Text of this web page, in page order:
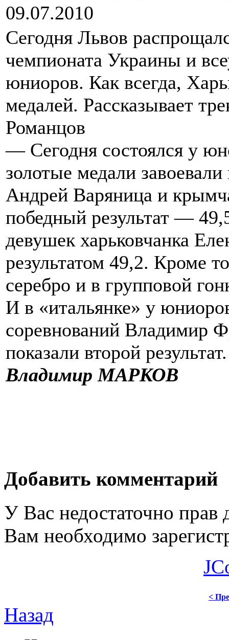
09.07.2010
Сегодня Львов
чемпионата Украины и
юниоров. Как всегда,
медалей. Рассказывает
Романцов
— Сегодня состоялся у
золотые медали
Андрей Варяница и
победный результат —
девушек харьковчанка
результатом 49,2. Кроме
серебро и в групповой
И в «итальянке» у
соревнований Владимир
показали второй
Владимир МАРКОВ
Добавить комментарий
У Вас недостаточно прав
Вам необходимо
<
Назад